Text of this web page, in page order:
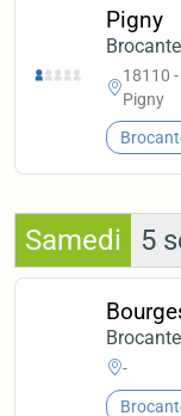
Pigny
18110
Pigny
Samedi 5
-